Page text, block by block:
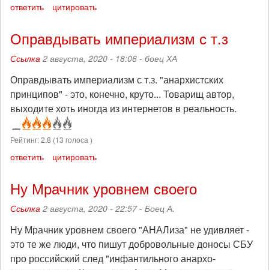
ответить цитировать
Оправдывать империализм с т.з
Ссылка 2 августа, 2020 - 18:06 - боец ХА
Оправдывать империализм с т.з. "анархистских
принципов" - это, конечно, круто... Товарищ автор,
выходите хоть иногда из интернетов в реальность.
Рейтинг:2.8 (13 голоса )
ответить цитировать
Ну Мрачник уровнем своего
Ссылка 2 августа, 2020 - 22:57 - Боец А.
Ну Мрачник уровнем своего "АНАЛиза" не удивляет -
это те же люди, что пишут добровольные доносы СБУ
про российский след "инфантильного анархо-